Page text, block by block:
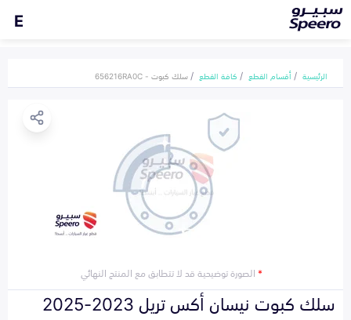
E
الرئيسية أقسام القطع كافة القطع سلك كبوت - 656216RA0C
*الصورة توضيحية قد لا تتطابق مع المنتج النهائي
سلك كبوت نيسان أكس تريل 2023-2025